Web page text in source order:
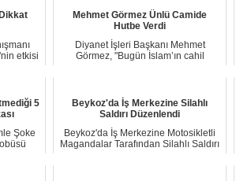
etkisi
Mehmet Görmez Ünlü Camide
Hutbe Verdi
Diyanet İşleri Başkanı Mehmet
Görmez, "Bugün İslam’ın cahil
5
Şoke
Beykoz'da İş Merkezine Silahlı
Saldırı Düzenlendi
Beykoz'da İş Merkezine Motosikletli
Magandalar Tarafından Silahlı Saldırı